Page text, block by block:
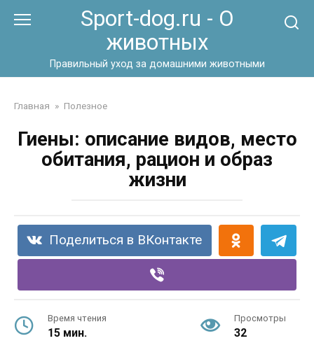
Sport-dog.ru - О
животных
Правильный уход за домашними животными
Главная » Полезное
Гиены: описание видов, место
обитания, рацион и образ
жизни
Поделиться в ВКонтакте
Время чтения
15 мин.
Просмотры
32